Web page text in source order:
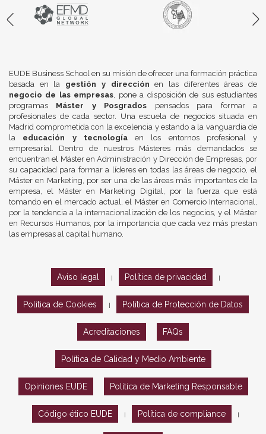
EUDE Business School en su misión de ofrecer una formación práctica
basada en la gestión y dirección en las diferentes áreas de
negocio de las empresas, pone a disposición de sus estudiantes
programas Máster y Posgrados pensados para formar a
profesionales de cada sector. Una escuela de negocios situada en
Madrid comprometida con la excelencia y estando a la vanguardia de
la educación y tecnologíaen los entornos profesional y
empresarial. Dentro de nuestros Másteres más demandados se
encuentran el Máster en Administración y Dirección de Empresas, por
su capacidad para formar a líderes en todas las áreas de negocio, el
Máster en Marketing, por ser una de las áreas más importantes de la
empresa, el Máster en Marketing Digital, por la fuerza que está
tomando en el mercado actual, el Máster en Comercio Internacional,
por la tendencia a la internacionalización de los negocios, y el Máster
en Recursos Humanos, por la importancia que cada vez más prestan
las empresas al capital humano.
Aviso legal Política de privacidad
Política de Cookies Política de Protección de Datos
Acreditaciones FAQs
Política de Calidad y Medio Ambiente
Opiniones EUDE Política de Marketing Responsable
Código ético EUDE Política de compliance